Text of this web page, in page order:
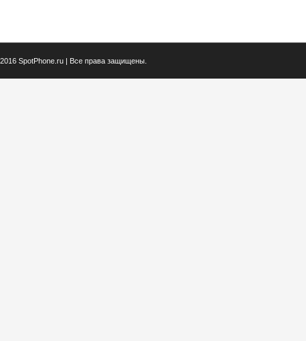
2016 SpotPhone.ru | Все права защищены.